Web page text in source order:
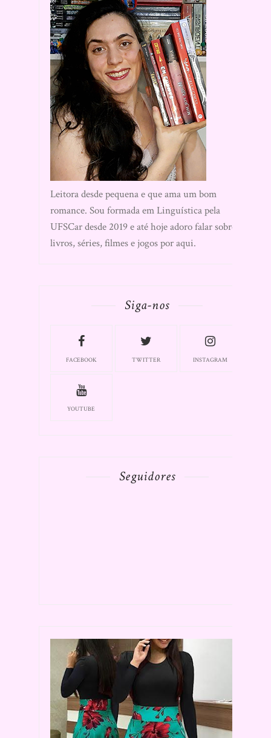
Leitora desde pequena e que ama um bom
romance. Sou formada em Linguística pela
UFSCar desde 2019 e até hoje adoro falar sobre
livros, séries, filmes e jogos por aqui.
Siga-nos
FACEBOOK TWITTER INSTAGRAM
YOUTUBE
Seguidores